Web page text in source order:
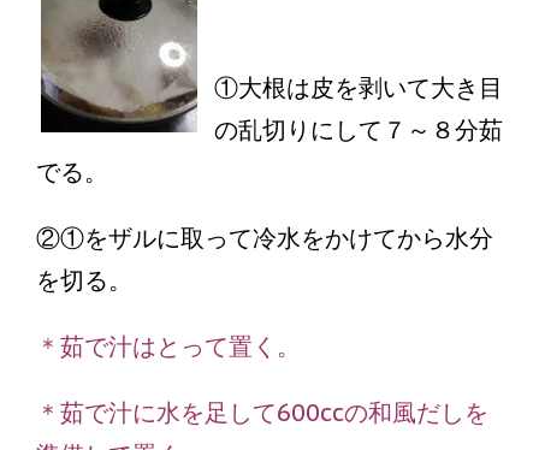
①大根は皮を剥いて大き目
の乱切りにして７～８分茹
でる。
②①をザルに取って冷水をかけてから水分
を切る。
＊茹で汁はとって置く。
＊茹で汁に水を足して600ccの和風だしを